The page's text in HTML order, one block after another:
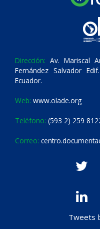
Dirección: Av. Mariscal
Fernández Salvador
Ecuador.
Web: www.olade.org
Teléfono: (593 2) 259
Correo:
Tweets